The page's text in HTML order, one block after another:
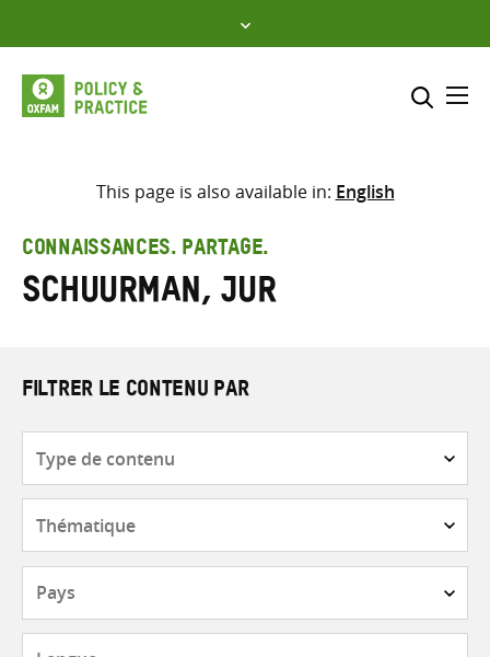
to
content
Sélectionner l’emplacement
Saisir
les
termes
This page is also available in: English
CONNAISSANCES. PARTAGE.
Schuurman, Jur
FILTRER LE CONTENU PAR
contenu